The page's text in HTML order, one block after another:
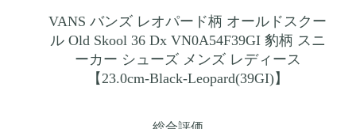
VANS バンズ レオパード柄 オールドスクー
ル Old Skool 36 Dx VN0A54F39GI 豹柄 スニ
ーカー シューズ メンズ レディース
【23.0cm-Black-Leopard(39GI)】